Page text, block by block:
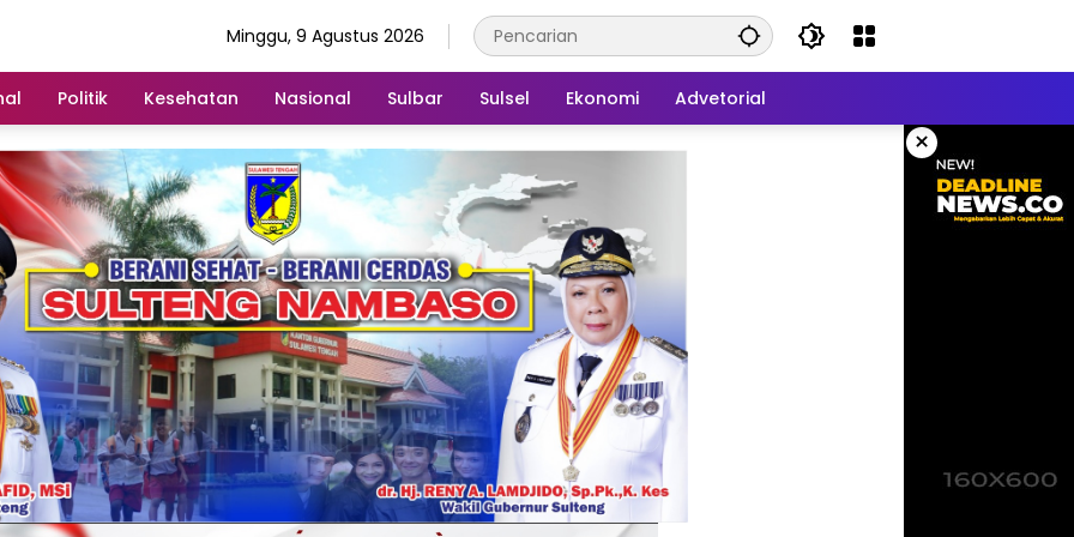
Minggu, 9 Agustus 2026
Politik Kesehatan Nasional Sulbar Sulsel Ekonomi Advetorial
×